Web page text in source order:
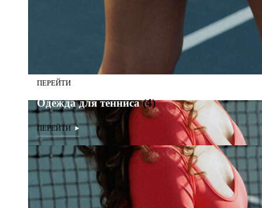
Одежда для тенниса
Одежда для тенниса(4)